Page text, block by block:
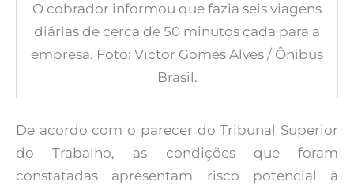
O cobrador informou que fazia seis viagens
diárias de cerca de 50 minutos cada para a
empresa. Foto: Victor Gomes Alves / Ônibus
Brasil.
De acordo com o parecer do Tribunal Superior
do Trabalho, as condições que foram
constatadas apresentam risco potencial à